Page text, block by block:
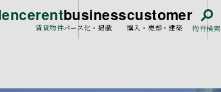
rent
賃貸物件
business
パース化・掲載
customer
購入・売却・建築 物件検索